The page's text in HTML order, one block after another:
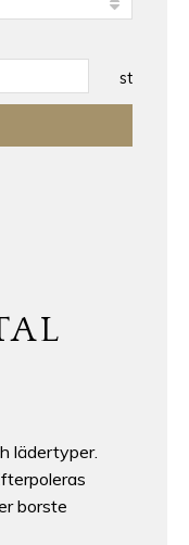
st
lädertyper.
borste